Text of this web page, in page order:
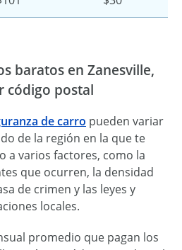
baratos en Zanesville,
código postal
de carro pueden variar
de la región en la que te
a varios factores, como la
que ocurren, la densidad
de crimen y las leyes y
locales.
promedio que pagan los